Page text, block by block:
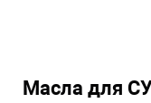
Масла для